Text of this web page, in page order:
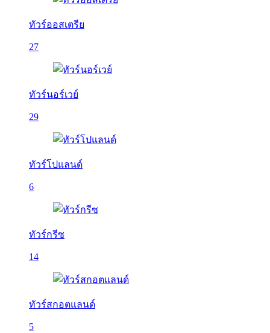
ทัวร์ออสเตรีย
27
ทัวร์นอร์เวย์
29
ทัวร์โปแลนด์
6
ทัวร์กรีซ
14
ทัวร์สกอตแลนด์
5